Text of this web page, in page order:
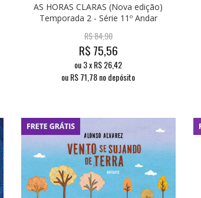
AS HORAS CLARAS (Nova edição)
Temporada 2 - Série 11º Andar
R$84,90
R$ 75,56
ou3xR$26,42
ou R$71,78no depósito